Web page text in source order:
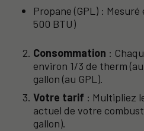
Propane (GPL) : Mesuré
500 BTU)
Consommation :
environ 1/3 de therm
gallon (au GPL).
Votre tarif : Multipliez
actuel de votre
gallon).